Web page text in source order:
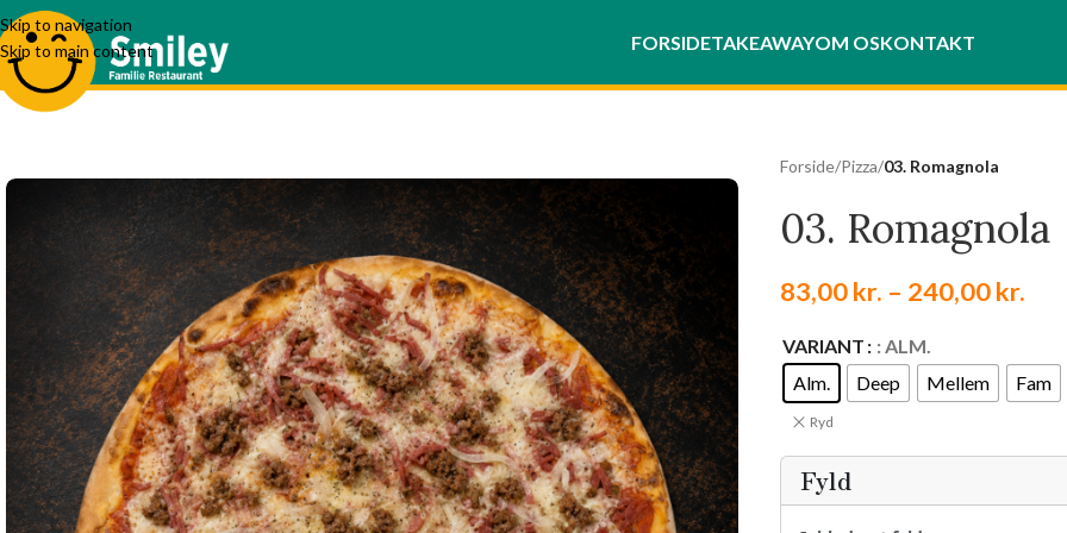
Skip to navigation
Skip to main content
FORSIDETAKEAWAYOM OSKONTAKT
Forside/Pizza/03. Romagnola
03. Romagnola
83,00kr. – 240,00kr.
VARIANT
: ALM.
Alm.
Deep Mellem Fam
Ryd